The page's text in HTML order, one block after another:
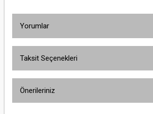
Yorumlar
Taksit Seçenekleri
Önerileriniz